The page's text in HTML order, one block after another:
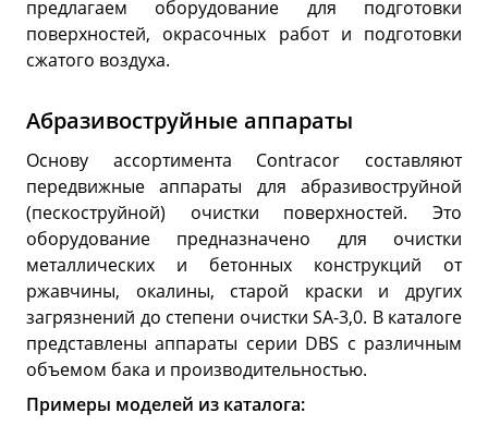
предлагаем оборудование для подготовки
поверхностей, окрасочных работ и подготовки
сжатого воздуха.
Абразивоструйные аппараты
Основу ассортимента Contracor составляют
передвижные аппараты для абразивоструйной
(пескоструйной) очистки поверхностей. Это
оборудование предназначено для очистки
металлических и бетонных конструкций от
ржавчины, окалины, старой краски и других
загрязнений до степени очистки SA-3,0. В каталоге
представлены аппараты серии DBS с различным
объемом бака и производительностью.
Примеры моделей из каталога: